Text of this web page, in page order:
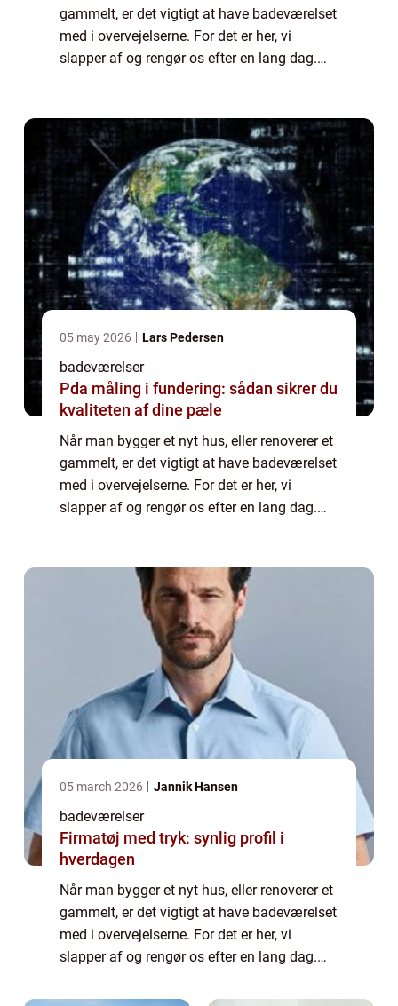
gammelt, er det vigtigt at have badeværelset
med i overvejelserne. For det er her, vi
slapper af og rengør os efter en lang dag.
05 may 2026 Lars Pedersen
badeværelser
Pda måling i fundering: sådan sikrer du
kvaliteten af dine pæle
Når man bygger et nyt hus, eller renoverer et
gammelt, er det vigtigt at have badeværelset
med i overvejelserne. For det er her, vi
slapper af og rengør os efter en lang dag.
05 march 2026 Jannik Hansen
badeværelser
Firmatøj med tryk: synlig profil i
hverdagen
Når man bygger et nyt hus, eller renoverer et
gammelt, er det vigtigt at have badeværelset
med i overvejelserne. For det er her, vi
slapper af og rengør os efter en lang dag.
a...